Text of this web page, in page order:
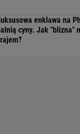
enklawa na
cyny. Jak "blizna"